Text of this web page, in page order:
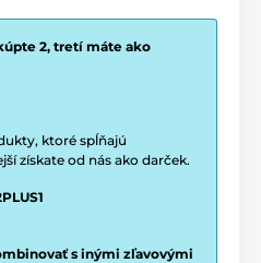
kúpte 2, tretí máte ako
ktoré spĺňajú
získate od nás ako darček.
s inými zľavovými